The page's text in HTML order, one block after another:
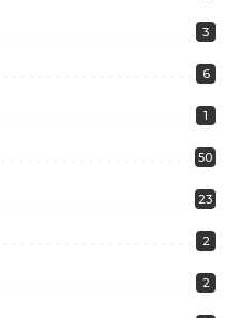
3
6
1
50
23
2
2